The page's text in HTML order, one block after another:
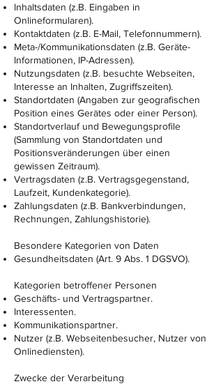
Inhaltsdaten (z.B. Eingaben in
Onlineformularen).
Kontaktdaten (z.B. E-Mail, Telefonnummern).
Meta-/Kommunikationsdaten (z.B. Geräte-
Informationen, IP-Adressen).
Nutzungsdaten (z.B. besuchte Webseiten,
Interesse an Inhalten, Zugriffszeiten).
Standortdaten (Angaben zur geografischen
Position eines Gerätes oder einer Person).
Standortverlauf und Bewegungsprofile
(Sammlung von Standortdaten und
Positionsveränderungen über einen
gewissen Zeitraum).
Vertragsdaten (z.B. Vertragsgegenstand,
Laufzeit, Kundenkategorie).
Zahlungsdaten (z.B. Bankverbindungen,
Rechnungen, Zahlungshistorie).
Besondere Kategorien von Daten
Gesundheitsdaten (Art. 9 Abs. 1 DGSVO).
Kategorien betroffener Personen
Geschäfts- und Vertragspartner.
Interessenten.
Kommunikationspartner.
Nutzer (z.B. Webseitenbesucher, Nutzer von
Onlinediensten).
Zwecke der Verarbeitung